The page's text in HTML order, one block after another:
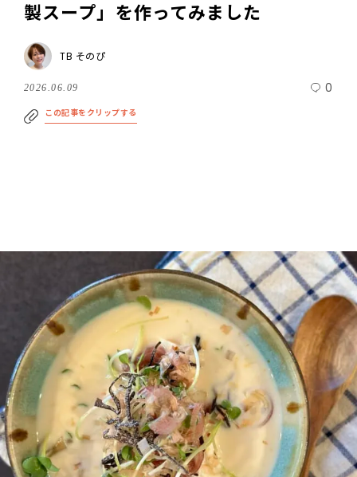
製スープ」を作ってみました
TB そのぴ
2026.06.09 0
この記事をクリップする